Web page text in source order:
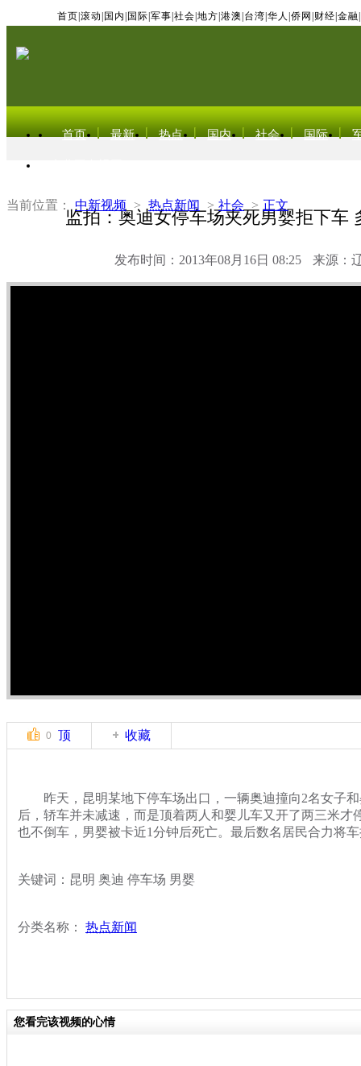
首页 滚动 国内 国际 军事 社会 地方 港澳 台湾 华人 侨网 财经 金融
首页 最新 热点 国内 社会 国际
当前位置： 中新视频 > 热点新闻 > 社会 > 正文
监拍：奥迪女停车场夹死男婴拒下车
发布时间：2013年08月16日 08:25 来源：
0 顶 收藏
昨天，昆明某地下停车场出口，一辆奥迪撞向2名女子和
后，轿车并未减速，而是顶着两人和婴儿车又开了两三米才
也不倒车，男婴被卡近1分钟后死亡。最后数名居民合力将
关键词：昆明 奥迪 停车场 男婴
分类名称： 热点新闻
您看完该视频的心情